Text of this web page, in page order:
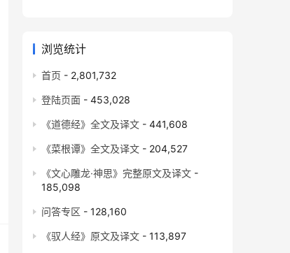
浏览统计
首页 - 2,801,732
登陆页面 - 453,028
《道德经》全文及译文 - 441,608
《菜根谭》全文及译文 - 204,527
《文心雕龙·神思》完整原文及译文 -
185,098
问答专区 - 128,160
《驭人经》原文及译文 - 113,897